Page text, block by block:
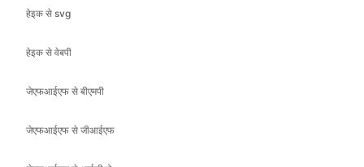
जेएफआईएफ से बीएमपी
जेएफआईएफ से जीआईएफ
जेएफआईएफ से आईसीओ
जेएफआईएफ से जेपीईजी